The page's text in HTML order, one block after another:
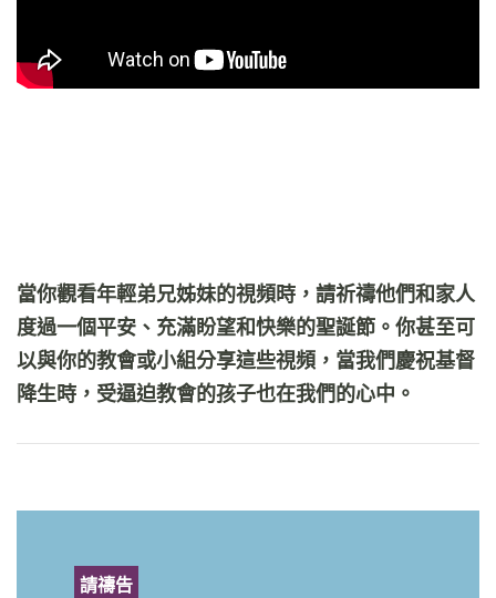
當你觀看年輕弟兄姊妹的視頻時，請祈禱他們和家人
度過一個平安、充滿盼望和快樂的聖誕節。你甚至可
以與你的教會或小組分享這些視頻，當我們慶祝基督
降生時，受逼迫教會的孩子也在我們的心中。
請禱告